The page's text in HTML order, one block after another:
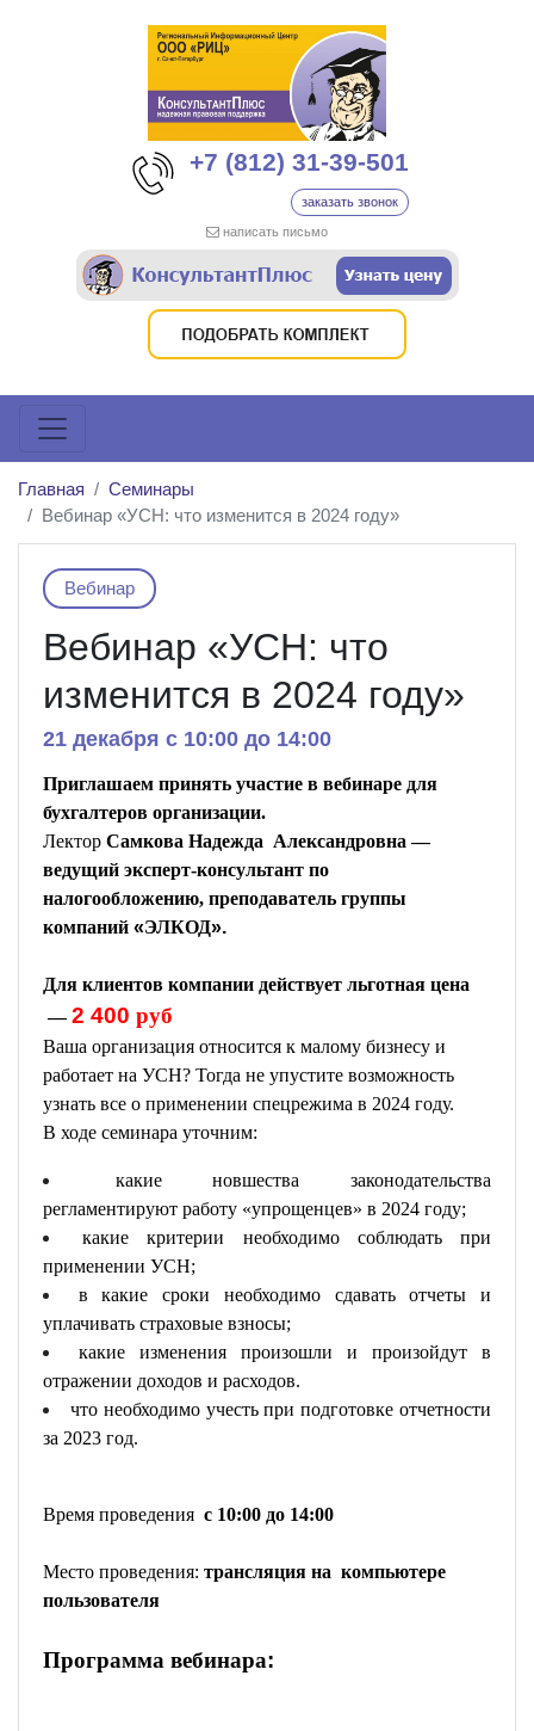
+7 (812) 31-39-501
заказать звонок
написать письмо
Главная
Семинары
Вебинар «УСН: что изменится в 2024 году»
Вебинар
Вебинар «УСН: что
изменится в 2024 году»
21 декабря c 10:00 до 14:00
Приглашаем принять участие в вебинаре для
бухгалтеров организации.
Лектор Самкова Надежда Александровна —
ведущий эксперт-консультант по
налогообложению, преподаватель группы
компаний «ЭЛКОД».
Для клиентов компании действует льготная цена
—2 400 руб
Ваша организация относится к малому бизнесу и
работает на УСН? Тогда не упустите возможность
узнать все о применении спецрежима в 2024 году.
В ходе семинара уточним:
какие новшества законодательства
регламентируют работу «упрощенцев» в 2024 году;
какие критерии необходимо соблюдать при
применении УСН;
в какие сроки необходимо сдавать отчеты и
уплачивать страховые взносы;
какие изменения произошли и произойдут в
отражении доходов и расходов.
что необходимо учесть при подготовке отчетности
за 2023 год.
Время проведения с 10:00 до 14:00
Место проведения: трансляция на компьютере
пользователя
Программа вебинара: